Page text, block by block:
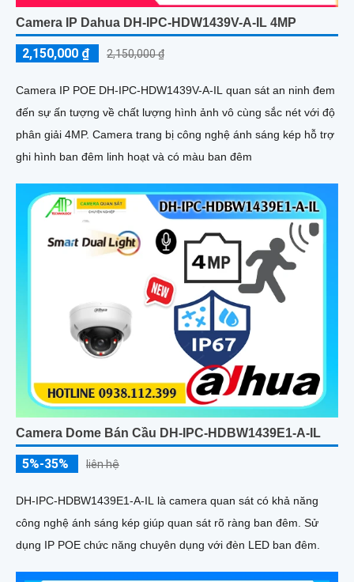
Camera IP Dahua DH-IPC-HDW1439V-A-IL 4MP
2,150,000 ₫ 2,150,000 ₫
Camera IP POE DH-IPC-HDW1439V-A-IL quan sát an ninh đem
đến sự ấn tượng về chất lượng hình ảnh vô cùng sắc nét với độ
phân giải 4MP. Camera trang bị công nghệ ánh sáng kép hỗ trợ
ghi hình ban đêm linh hoạt và có màu ban đêm
Camera Dome Bán Cầu DH-IPC-HDBW1439E1-A-IL
5%-35% liên hệ
DH-IPC-HDBW1439E1-A-IL là camera quan sát có khả năng
công nghệ ánh sáng kép giúp quan sát rõ ràng ban đêm. Sử
dụng IP POE chức năng chuyên dụng với đèn LED ban đêm.